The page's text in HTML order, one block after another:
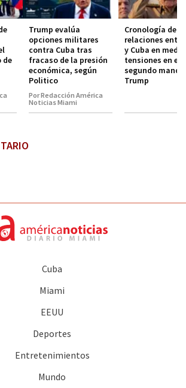
de
Trump evalúa
opciones militares
contra Cuba tras
fracaso de la presión
económica, según
Politico
Por Redacción América
Noticias Miami
Cronología de
relaciones entre
y Cuba en
tensiones en el
segundo
Trump
Cuba
Miami
EEUU
Deportes
Entretenimientos
Mundo